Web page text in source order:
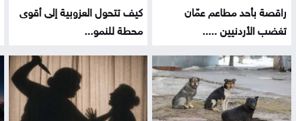
راقصة بأحد مطاعم عمّان
تغضب الأردنيين .....
كيف تتحول العزوبية إلى أقوى
محطة للنمو...